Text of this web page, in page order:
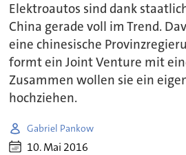
Elektroautos sind dank
China gerade voll im Trend.
eine chinesische
formt ein Joint Venture mit
Zusammen wollen sie ein
hochziehen.
Gabriel Pankow
10. Mai 2016